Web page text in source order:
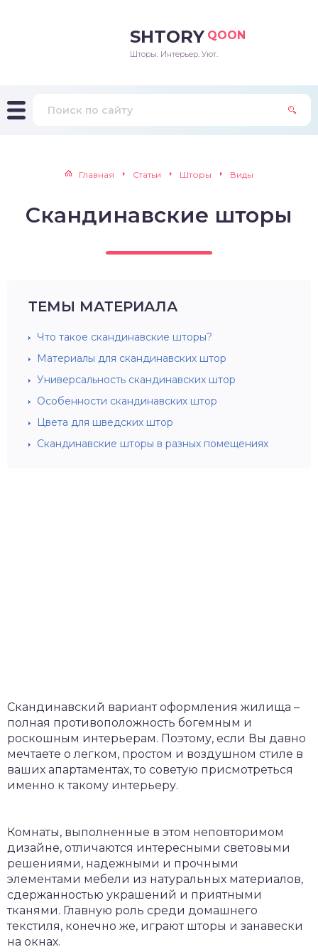
SHTORY QOON
Шторы. Интерьер. Уют.
Главная Статьи Шторы Виды
Скандинавские шторы
ТЕМЫ МАТЕРИАЛА
Что такое скандинавские шторы?
Материалы для скандинавских штор
Универсальность скандинавских штор
Особенности скандинавских штор
Цвета для шведских штор
Скандинавские шторы в разных помещениях
Скандинавский вариант оформления жилища –
полная противоположность богемным и
роскошным интерьерам. Поэтому, если Вы давно
мечтаете о легком, простом и воздушном стиле в
ваших апартаментах, то советую присмотреться
именно к такому интерьеру.
Комнаты, выполненные в этом неповторимом
дизайне, отличаются интересными световыми
решениями, надежными и прочными
элементами мебели из натуральных материалов,
сдержанностью украшений и приятными
тканями. Главную роль среди домашнего
текстиля, конечно же, играют шторы и занавески
на окнах.